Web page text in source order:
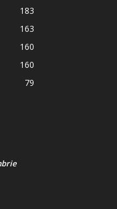
183
163
160
160
79